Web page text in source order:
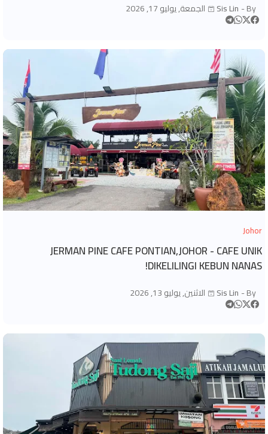
By -
Sis Lin الجمعة, يوليو 17, 2026
Johor
JERMAN PINE CAFE PONTIAN,JOHOR - CAFE UNIK
DIKELILINGI KEBUN NANAS!
By -
Sis Lin الاثنين, يوليو 13, 2026